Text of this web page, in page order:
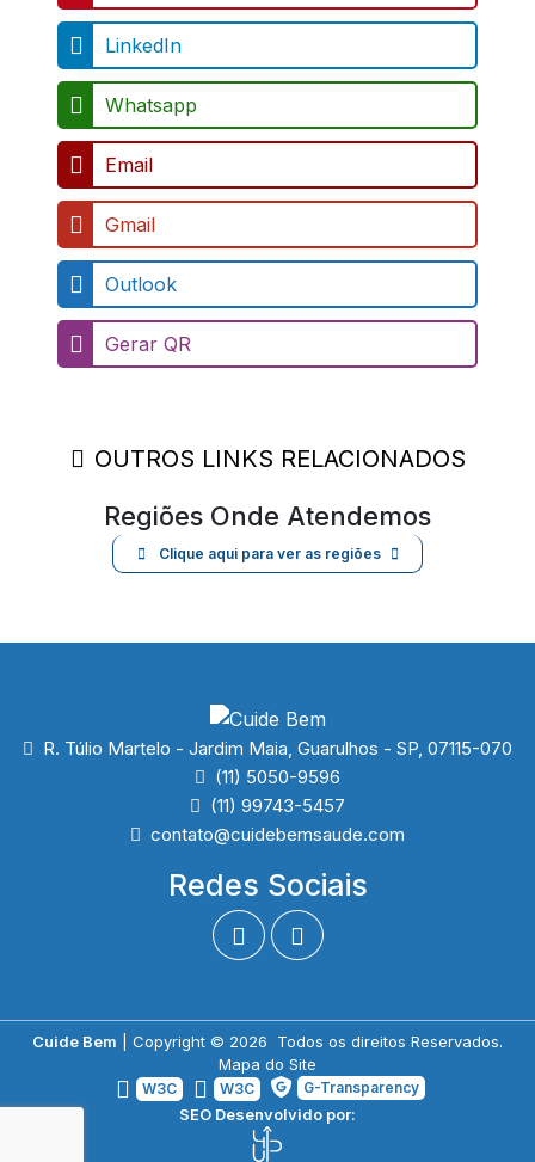
LinkedIn
Whatsapp
Email
Gmail
Outlook
Gerar QR
OUTROS LINKS RELACIONADOS
Regiões Onde Atendemos
Clique aqui para ver as regiões
R. Túlio Martelo - Jardim Maia, Guarulhos - SP, 07115-070
(11) 5050-9596
(11) 99743-5457
contato@cuidebemsaude.com
Redes Sociais
Cuide Bem | Copyright © 2026 Todos os direitos Reservados.
Mapa do Site
W3C W3C G-Transparency
SEO Desenvolvido por: